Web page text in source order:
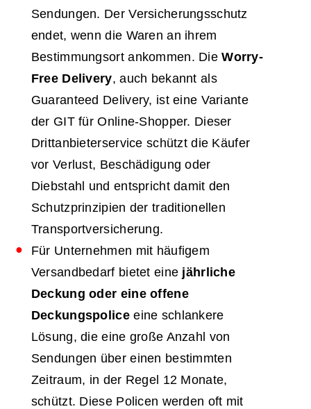
Sendungen. Der Versicherungsschutz
endet, wenn die Waren an ihrem
Bestimmungsort ankommen. Die Worry-
Free Delivery, auch bekannt als
Guaranteed Delivery, ist eine Variante
der GIT für Online-Shopper. Dieser
Drittanbieterservice schützt die Käufer
vor Verlust, Beschädigung oder
Diebstahl und entspricht damit den
Schutzprinzipien der traditionellen
Transportversicherung.
Für Unternehmen mit häufigem
Versandbedarf bietet eine jährliche
Deckung oder eine offene
Deckungspoliceeine schlankere
Lösung, die eine große Anzahl von
Sendungen über einen bestimmten
Zeitraum, in der Regel 12 Monate,
schützt. Diese Policen werden oft mit